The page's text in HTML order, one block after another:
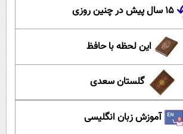
۱۵ سال پیش در چنین روزی
این لحظه با حافظ
گلستان سعدی
آموزش زبان انگلیسی